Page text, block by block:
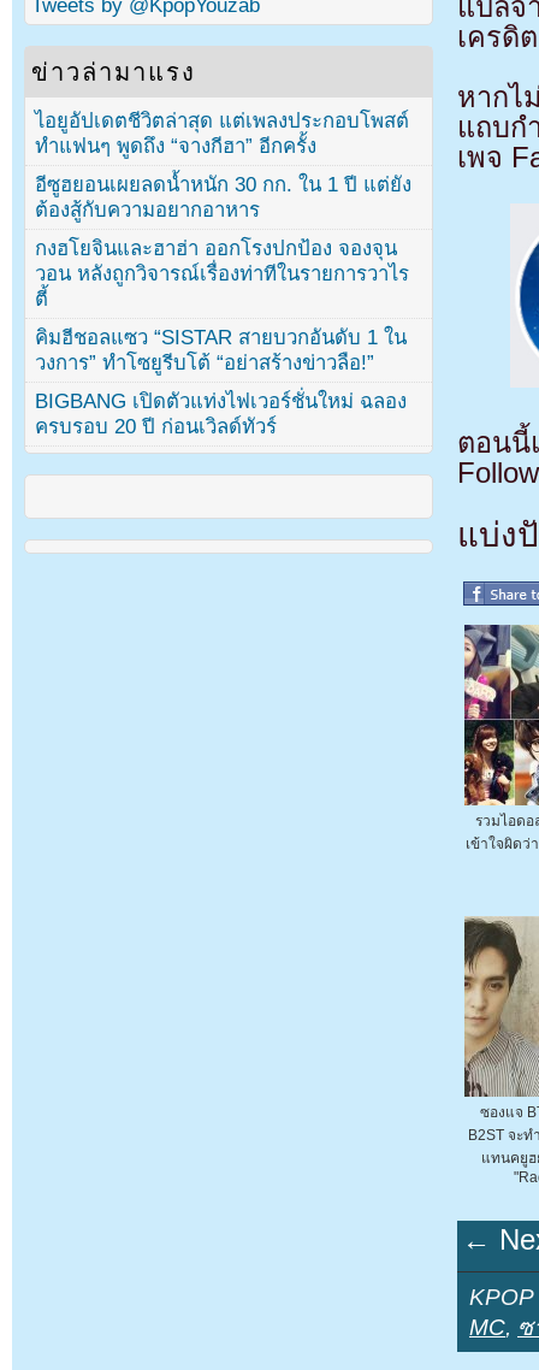
แปล
เครดิ
หากไ
แถบก
เพจ
ตอนนี้
แบ่ง
รวมไอดอ
เข้าใจผิดว่
ซองแจ
B2ST จะ
แทนคยูฮ
←
MC, ซ
Tweets by @KpopYouzab
ข่าวล่ามาแรง
ไอยูอัปเดตชีวิตล่าสุด แต่เพลงประกอบโพสต์
ทำแฟนๆ พูดถึง “จางกีฮา” อีกครั้ง
อีซูฮยอนเผยลดน้ำหนัก 30 กก. ใน 1 ปี แต่ยัง
ต้องสู้กับความอยากอาหาร
กงฮโยจินและฮาฮ่า ออกโรงปกป้อง จองจุน
วอน หลังถูกวิจารณ์เรื่องท่าทีในรายการวาไร
ตี้
คิมฮีชอลแซว “SISTAR สายบวกอันดับ 1 ใน
วงการ” ทำโซยูรีบโต้ “อย่าสร้างข่าวลือ!”
BIGBANG เปิดตัวแท่งไฟเวอร์ชั่นใหม่ ฉลอง
ครบรอบ 20 ปี ก่อนเวิลด์ทัวร์